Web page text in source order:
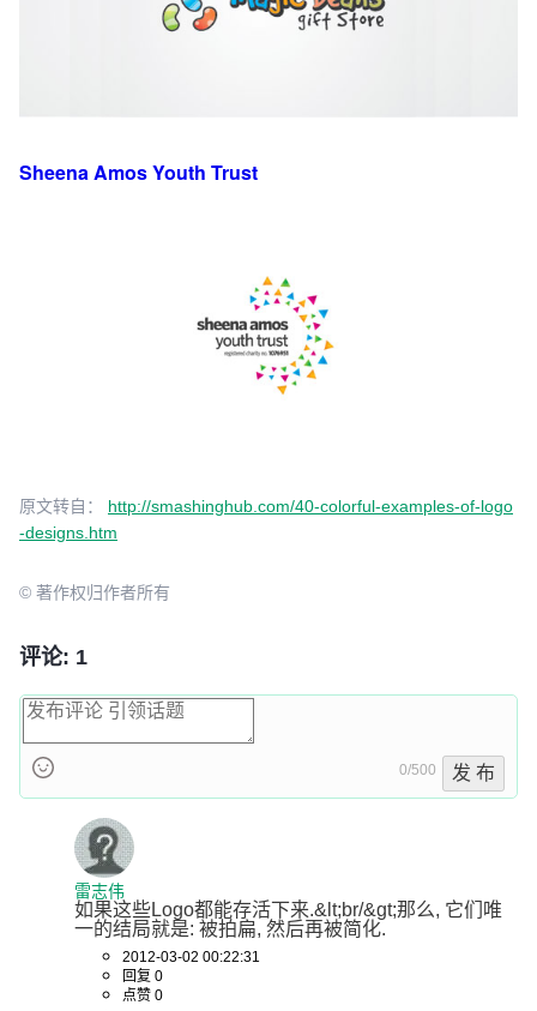
Sheena Amos Youth Trust
原文转自： http://smashinghub.com/40-colorful-examples-of-logo
-designs.htm
© 著作权归作者所有
评论: 1
0/500 发 布
雷志伟
如果这些Logo都能存活下来.&lt;br/&gt;那么, 它们唯
一的结局就是: 被拍扁, 然后再被简化.
2012-03-02 00:22:31
回复 0
点赞 0